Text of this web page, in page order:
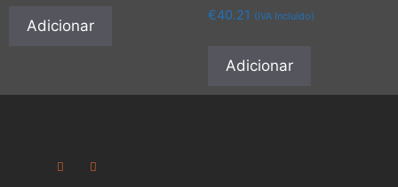
Adicionar
€40.21 (IVA Incluído)
Adicionar